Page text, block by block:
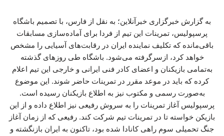
به گزارش خبرگزاری خبرآنلاین؛ به نقل از فارس، با تصمیم باشگاه
پرسپولیس، تمرینات این تیم از فردا برای آماده‌سازی مسابقات
باقی‌مانده که تکلیف نماینده ایران در رقابت‌های آسیایی را مشخص
خواهد کرد، ازسرگرفته می‌شود. باشگاه طی روزهای گذشته
به‌تمامی بازیکنان و اعضای کادر فنی ایرانی و خارجی این تیم اعلام
کرده که باید در موعد مقرر در تمرینات حاضر شوند. این موضوع
به‌صورت رسمی و مکتوب نیز به اطلاع بازیکنان رسیده است.
پرسپولیس آغاز تمرینات را به سروش رفیعی نیز اطلاع داده و از این
بازیکن خواسته تا در تمرینات تیم شرکت کند. رفیعی که از زمان آغاز
جنگ تحمیلی سوم راهی کانادا شده بود، تاکنون به ایران بازنگشته و